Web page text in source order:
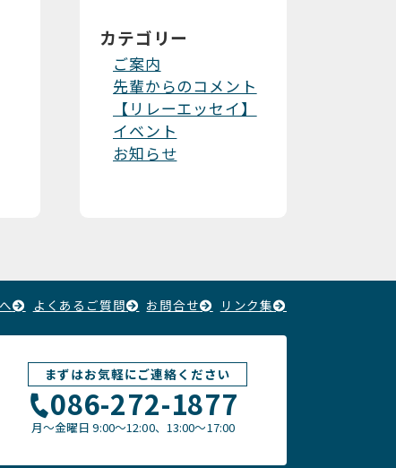
カテゴリー
ご案内
先輩からのコメント
【リレーエッセイ】
イベント
お知らせ
よくあるご質問 お問合せ リンク集
まずはお気軽にご連絡ください
086-272-1877
月〜金曜日9:00～12:00、13:00〜17:00